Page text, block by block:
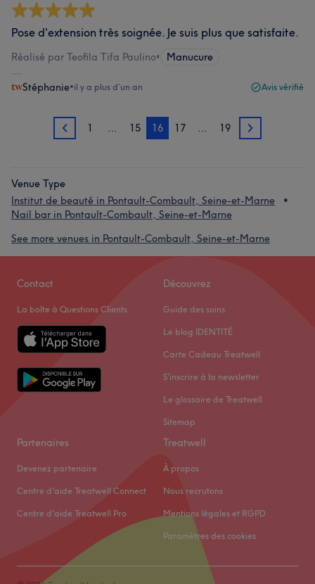
Pose d'extension très soignée. Je suis plus que satisfaite.
Réalisé par Teofila Tifa Paulino• Manucure
Stéphanie•il y a plus d’un an Avis vérifié
15 1 … 15 16 17 … 19 17
Venue Type
Institut de beauté in Pontault-Combault, Seine-et-Marne
Nail bar in Pontault-Combault, Seine-et-Marne
See more venues in Pontault-Combault, Seine-et-Marne
Contact
La boîte à Questions Clients
Découvrez
Guide des soins
Le blog IDENTITÉ
Carte Cadeau Treatwell
S'inscrire à la newsletter
Le glossaire de Treatwell
Sitemap
Partenaires
Devenez partenaire
Centre d'aide Treatwell Connect
Centre d'aide Treatwell Pro
Treatwell
À propos
Nous recrutons
Mentions légales et RGPD
Paramètres des cookies